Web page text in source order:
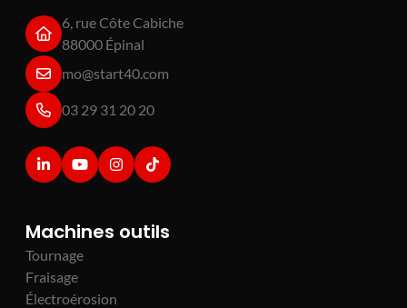
6, rue Côte Cabiche
88000 Épinal
mo@start40.com
03 29 31 20 20
Machines outils
Tournage
Fraisage
Électroérosion